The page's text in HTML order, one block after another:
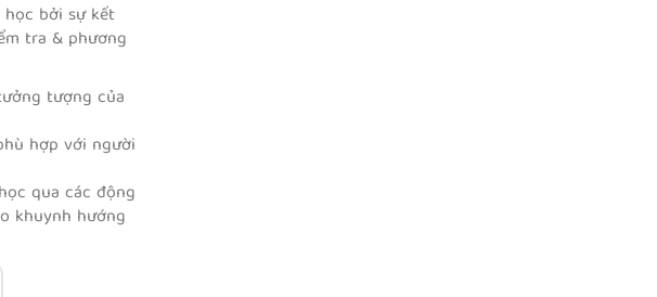
FOR GLOBAL
GRADE 2
FOR GLOBAL
GRADE 2
bởi sự kết
tra & phương
tượng của
hợp với người
qua các động
khuynh hướng